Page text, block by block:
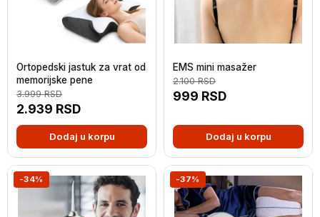
Ortopedski jastuk za vrat od
memorijske pene
2.939 RSD
3.999RSD
Dodaj u korpu
EMS mini masažer
999 RSD
2.100RSD
Dodaj u korpu
-34% -37%